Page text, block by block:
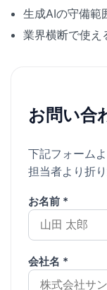
生成AIの守備範
業界横断で使え
お問い合
下記フォーム
担当者より折
お名前 *
会社名 *